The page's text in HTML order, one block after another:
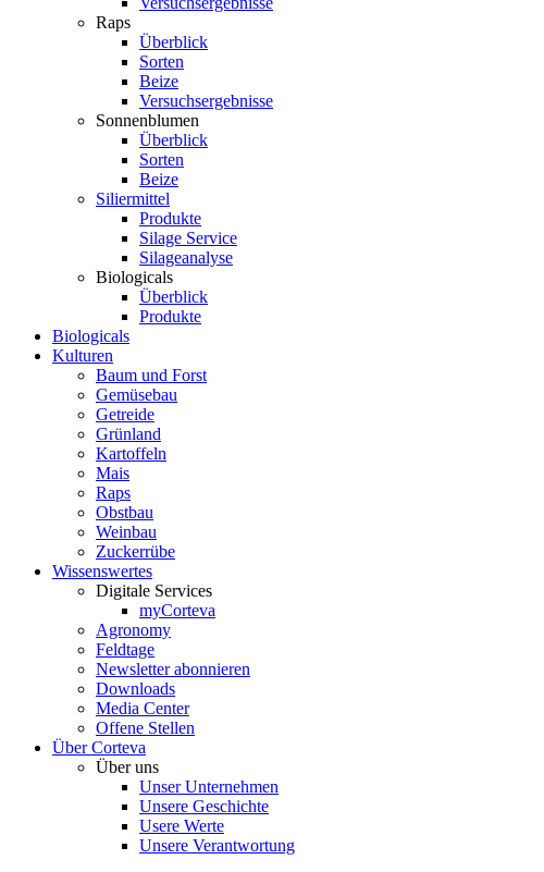
Raps
Überblick
Sorten
Beize
Versuchsergebnisse
Sonnenblumen
Überblick
Sorten
Beize
Siliermittel
Produkte
Silage Service
Silageanalyse
Biologicals
Überblick
Produkte
Biologicals
Kulturen
Baum und Forst
Gemüsebau
Getreide
Grünland
Kartoffeln
Mais
Raps
Obstbau
Weinbau
Zuckerrübe
Wissenswertes
Digitale Services
myCorteva
Agronomy
Feldtage
Newsletter abonnieren
Downloads
Media Center
Offene Stellen
Über Corteva
Über uns
Unser Unternehmen
Unsere Geschichte
Usere Werte
Unsere Verantwortung